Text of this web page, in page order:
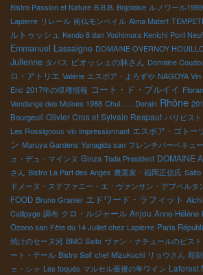
Bistro Passion et Nature B.B.B. Bojoloise ルノワール
Lapierre リレール 南仏モンペイル Alma Matert
ルトゥッシュ Kendo 8 dan Yoshimura Kenichi Pont Neuf
Emmanuel Lassaigne DOMAINE OVERNOY
Julienne タパス ピオッシュの林さん Domaine
ロ・アトリエ Valérie エスポア・よろずや NAGOYA
Eric 2017年の収穫情報 コート・ド・ブルイイ
Vendange des Moines 1988 Chut ......Derain Rhône
Bourgeuil Olivier Cros et Sylvain Respaut パリビス
Les Rossignoux vin impressionnant エスポア・ゴトー
ン Maruya Gardens Yanagida san フレンチバーベキュー
ュ・デュ・マインヌ Ginza Toda President DOMAINE
さん Bistro La Part des Anges 農業家・福岡正信氏
ドメーヌ・ステファニー・エ・ヴァンサン・デブベルタ
FOOD Bruno Granier エドワード・ラフィット
Callipyge 調布 クロ・ルジャール Anjou Anne-Hélène
Ozono san Fête du 14 Juillet chez Lapierre Paris
焼けのセーヌ河 BMO Saito ヴァン・ナチュールのビス
ート・テール Bistro Soif chef Mizukuchi リョウさん 彫
ェ・シャ Les toqués マルセル最後の年ワイン Laforest